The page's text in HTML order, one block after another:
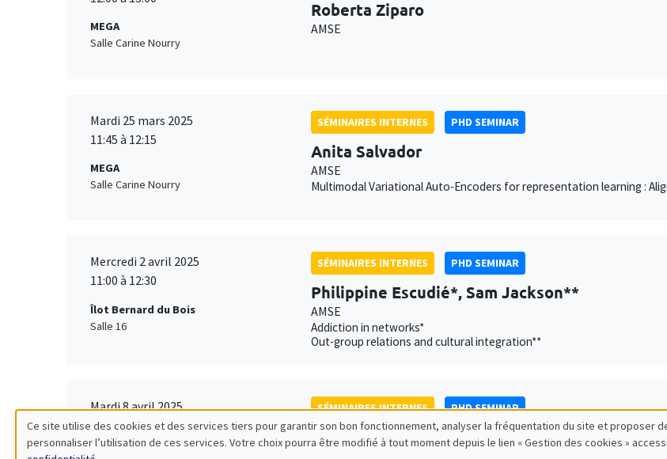
MEGA
Salle Carine Nourry
Roberta Ziparo
AMSE
Mardi 25 mars 2025
11:45 à 12:15
MEGA
Salle Carine Nourry
SÉMINAIRES INTERNES PHD SEMINAR
Anita Salvador
AMSE
Multimodal Variational Auto-Encoders for representation learning :
Mercredi 2 avril 2025
11:00 à 12:30
Îlot Bernard du Bois
Salle 16
SÉMINAIRES INTERNES PHD SEMINAR
Philippine Escudié*, Sam Jackson**
AMSE
Addiction in networks*
Out-group relations and cultural integration**
Mardi 8 avril 2025
11:00 à 12:30
Îlot Bernard du Bois
SÉMINAIRES INTERNES PHD SEMINAR
Mathilde Esposito*, Johannes Schrön**
Ce site utilise des cookies et des services tiers pour garantir son bon fonctionnement, analyser la fréquentation du site et proposer
personnaliser l’utilisation de ces services. Votre choix pourra être modifié à tout moment depuis le lien « Gestion des cookies »